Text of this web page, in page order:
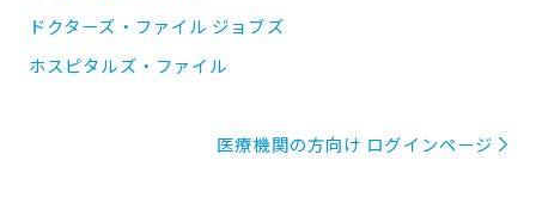
ドクターズ・ファイル ジョブズ
ホスピタルズ・ファイル
医療機関の方向け ログインページ